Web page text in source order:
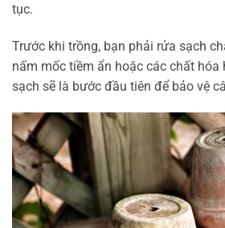
tục.
Trước khi trồng, bạn phải rửa sạch
nấm mốc tiềm ẩn hoặc các chất hóa
sạch sẽ là bước đầu tiên để bảo vệ